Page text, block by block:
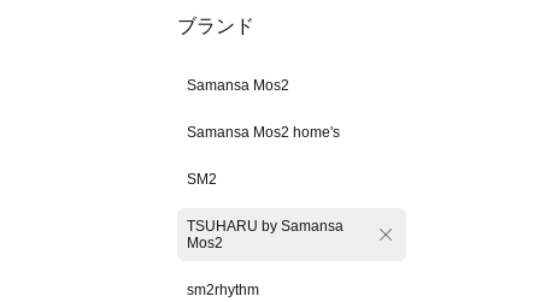
ブランド
Samansa Mos2
Samansa Mos2 home's
SM2
TSUHARU by Samansa
Mos2
sm2rhythm